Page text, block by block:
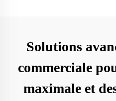
Solutions
commerciale
maximale et